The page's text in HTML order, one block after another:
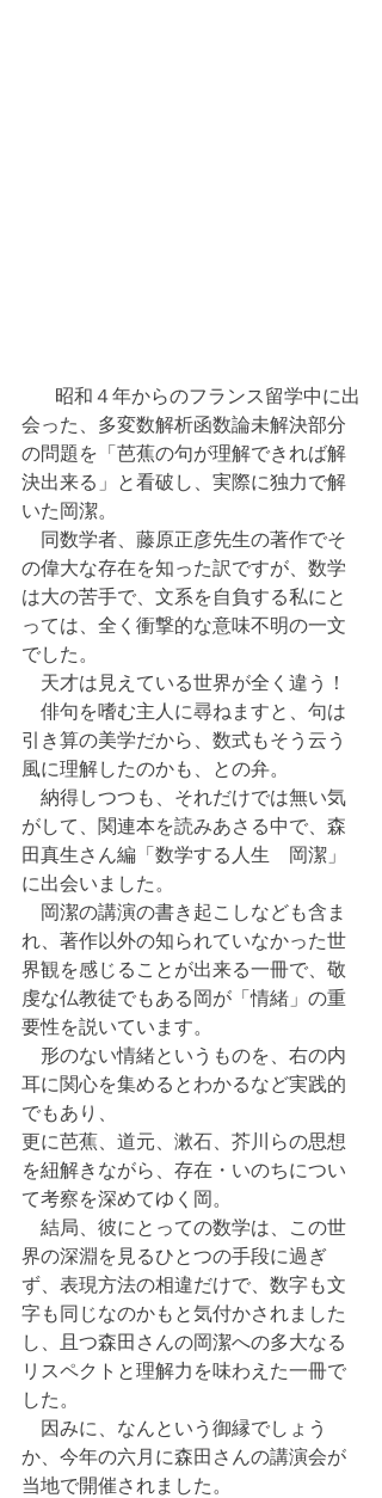
会った、多変数解析函数論未解決部分
の問題を「芭蕉の句が理解できれば解
決出来る」と看破し、実際に独力で解
いた岡潔。
同数学者、藤原正彦先生の著作でそ
の偉大な存在を知った訳ですが、数学
は大の苦手で、文系を自負する私にと
っては、全く衝撃的な意味不明の一文
でした。
天才は見えている世界が全く違う！
俳句を嗜む主人に尋ねますと、句は
引き算の美学だから、数式もそう云う
風に理解したのかも、との弁。
納得しつつも、それだけでは無い気
がして、関連本を読みあさる中で、森
田真生さん編「数学する人生　岡潔」
に出会いました。
岡潔の講演の書き起こしなども含ま
れ、著作以外の知られていなかった世
界観を感じることが出来る一冊で、敬
虔な仏教徒でもある岡が「情緒」の重
要性を説いています。
形のない情緒というものを、右の内
耳に関心を集めるとわかるなど実践的
でもあり、
更に芭蕉、道元、漱石、芥川らの思想
を紐解きながら、存在・いのちについ
て考察を深めてゆく岡。
結局、彼にとっての数学は、この世
界の深淵を見るひとつの手段に過ぎ
ず、表現方法の相違だけで、数字も文
字も同じなのかもと気付かされました
し、且つ森田さんの岡潔への多大なる
リスペクトと理解力を味わえた一冊で
した。
因みに、なんという御縁でしょう
か、今年の六月に森田さんの講演会が
当地で開催されました。